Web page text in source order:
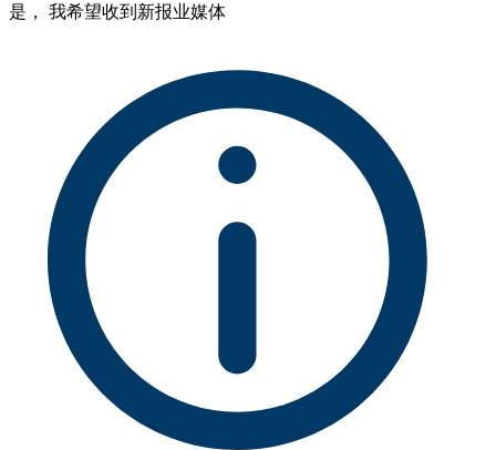
是， 我希望收到新报业媒体